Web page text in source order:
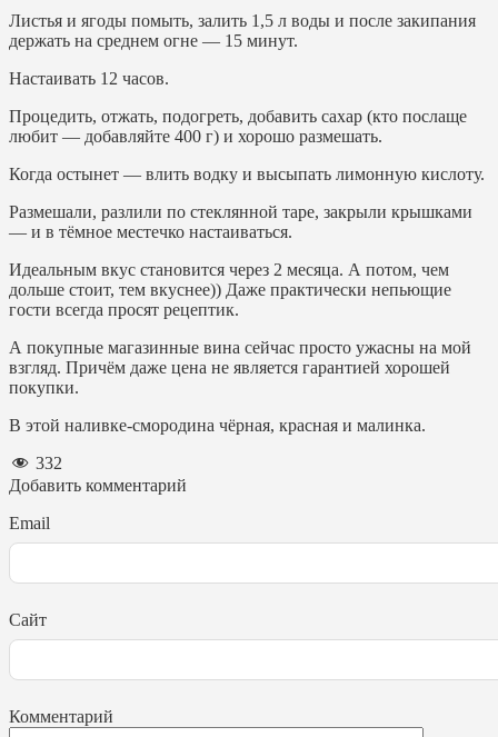
Листья и ягоды помыть, залить 1,5 л воды и после закипания
держать на среднем огне — 15 минут.
Настаивать 12 часов.
Процедить, отжать, подогреть, добавить сахар (кто послаще
любит — добавляйте 400 г) и хорошо размешать.
Когда остынет — влить водку и высыпать лимонную кислоту.
Размешали, разлили по стеклянной таре, закрыли крышками
— и в тёмное местечко настаиваться.
Идеальным вкус становится через 2 месяца. А потом, чем
дольше стоит, тем вкуснее)) Даже практически непьющие
гости всегда просят рецептик.
А покупные магазинные вина сейчас просто ужасны на мой
взгляд. Причём даже цена не является гарантией хорошей
покупки.
В этой наливке-смородина чёрная, красная и малинка.
332
Добавить комментарий
Email
Сайт
Комментарий